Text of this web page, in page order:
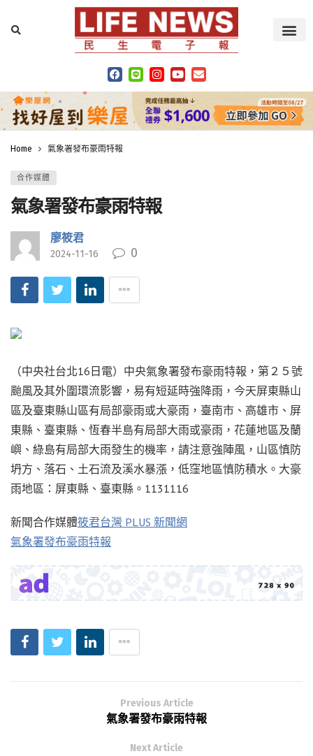
Home 氣象署發布豪雨特報
合作媒體
氣象署發布豪雨特報
廖筱君
2024-11-16 0
（中央社台北16日電）中央氣象署發布豪雨特報，第２５號
颱風及其外圍環流影響，易有短延時強降雨，今天屏東縣山
區及臺東縣山區有局部豪雨或大豪雨，臺南市、高雄市、屏
東縣、臺東縣、恆春半島有局部大雨或豪雨，花蓮地區及蘭
嶼、綠島有局部大雨發生的機率，請注意強陣風，山區慎防
坍方、落石、土石流及溪水暴漲，低窪地區慎防積水。大豪
雨地區：屏東縣、臺東縣。1131116
新聞合作媒體筱君台灣 PLUS 新聞網
氣象署發布豪雨特報
Previous Article
氣象署發布豪雨特報
Next Article